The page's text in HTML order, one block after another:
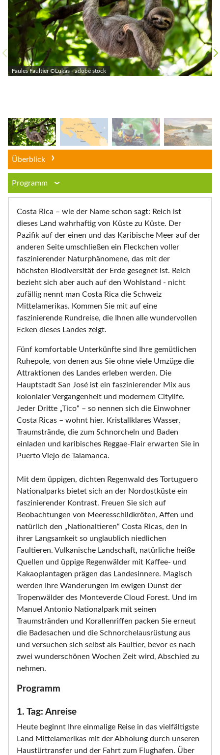
Faules Faultier ©Lukas - adobe stock
Überblick
Programm
Costa Rica – wie der Name schon sagt: Reich ist
dieses Land wahrhaftig von Küste zu Küste. Der
Pazifik auf der einen und das Karibische Meer auf der
anderen Seite umschließen ein Fleckchen voller
faszinierender Naturphänomene, das mit der
höchsten Biodiversität der Erde gesegnet ist. Reich
bezieht sich aber auch auf den Wohlstand - nicht
zufällig nennt man Costa Rica die Schweiz
Mittelamerikas. Kommen Sie mit auf eine
faszinierende Rundreise, die Ihnen alle wundervollen
Ecken dieses Landes zeigt.
Fünf komfortable Unterkünfte sind Ihre gemütlichen
Ruhepole, von denen aus Sie ohne viele Umzüge die
Attraktionen des Landes erleben werden. Die
Hauptstadt San José ist ein faszinierender Mix aus
kolonialer Vergangenheit und modernem Citylife.
Jeder Dritte „Tico“ – so nennen sich die Einwohner
Costa Ricas – wohnt hier. Kristallklares Wasser,
Traumstrände, die zum Schnorcheln und Baden
einladen und karibisches Reggae-Flair erwarten Sie in
Puerto Viejo de Talamanca.
Mit dem üppigen, dichten Regenwald des Tortuguero
Nationalparks bietet sich an der Nordostküste ein
faszinierender Kontrast. Freuen Sie sich auf
Beobachtungen von Meeresschildkröten, Affen und
natürlich den „Nationaltieren“ Costa Ricas, den in
ihrer Langsamkeit so unglaublich niedlichen
Faultieren. Vulkanische Landschaft, natürliche heiße
Quellen und üppige Regenwälder mit Kaffee- und
Kakaoplantagen prägen das Landesinnere. Magisch
werden Ihre Wanderungen im ewigen Dunst der
Tropenwälder des Monteverde Cloud Forest. Und im
Manuel Antonio Nationalpark mit seinen
Traumstränden und Korallenriffen packen Sie erneut
die Badesachen und die Schnorchelausrüstung aus
und versuchen sich selbst als Faultier, bevor es nach
zwei wunderschönen Wochen Zeit wird, Abschied zu
nehmen.
Programm
1. Tag: Anreise
Heute beginnt Ihre einmalige Reise in das vielfältigste
Land Mittelamerikas mit der Abholung durch unseren
Haustürtransfer und der Fahrt zum Flughafen. Über